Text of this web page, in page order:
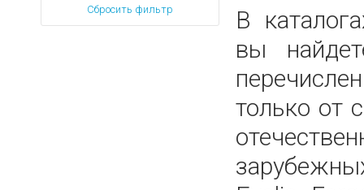
Сбросить фильтр
В
вы
только от